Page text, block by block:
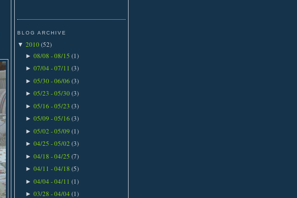
BLOG ARCHIVE
▼ 2010(52)
► 08/08 - 08/15 (1)
► 07/04 - 07/11 (3)
► 05/30 - 06/06 (3)
► 05/23 - 05/30(3)
► 05/16 - 05/23 (3)
► 05/09 - 05/16 (3)
► 05/02 - 05/09 (1)
► 04/25 - 05/02 (3)
► 04/18 - 04/25 (7)
► 04/11 - 04/18 (5)
► 04/04 - 04/11 (1)
► 03/28 - 04/04 (1)